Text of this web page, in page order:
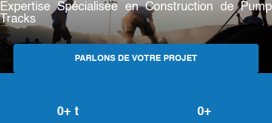
Expertise Spécialisée en Construction de Pump
Tracks
PARLONS DE VOTRE PROJET
0+ t 0+